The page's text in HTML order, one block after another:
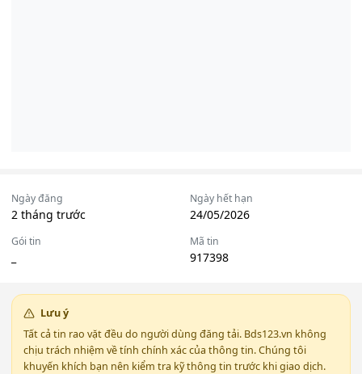
Ngày đăng
2 tháng trước
Ngày hết hạn
24/05/2026
Gói tin Mã tin
917398
Lưu ý
Tất cả tin rao vặt đều do người dùng đăng tải. Bds123.vn không
chịu trách nhiệm về tính chính xác của thông tin. Chúng tôi
khuyến khích bạn nên kiểm tra kỹ thông tin trước khi giao dịch.